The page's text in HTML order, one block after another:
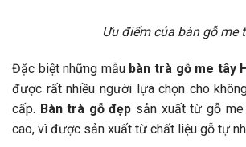
Ưu điểm của bàn gỗ me
Đặc biệt những mẫu bàn trà gỗ me tây
được rất nhiều người lựa chọn cho
cấp. Bàn trà gỗ đẹp sản xuất từ gỗ
cao, vì được sản xuất từ chất liệu gỗ tự